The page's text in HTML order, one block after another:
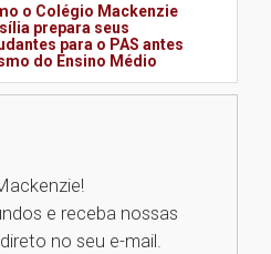
o Colégio Mackenzie
prepara seus
para o PAS antes
do Ensino Médio
dos filhos além da
e receba nossas
no seu e-mail.